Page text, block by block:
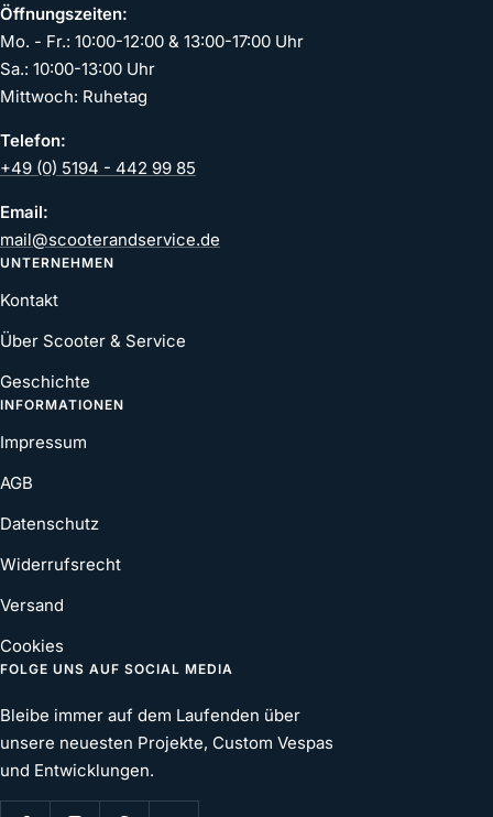
Öffnungszeiten:
Mo. - Fr.: 10:00-12:00 & 13:00-17:00 Uhr
Sa.: 10:00-13:00 Uhr
Mittwoch: Ruhetag
Telefon:
+49 (0) 5194 - 442 99 85
Email:
mail@scooterandservice.de
UNTERNEHMEN
Kontakt
Über Scooter & Service
Geschichte
INFORMATIONEN
Impressum
AGB
Datenschutz
Widerrufsrecht
Versand
Cookies
FOLGE UNS AUF SOCIAL MEDIA
Bleibe immer auf dem Laufenden über
unsere neuesten Projekte, Custom Vespas
und Entwicklungen.